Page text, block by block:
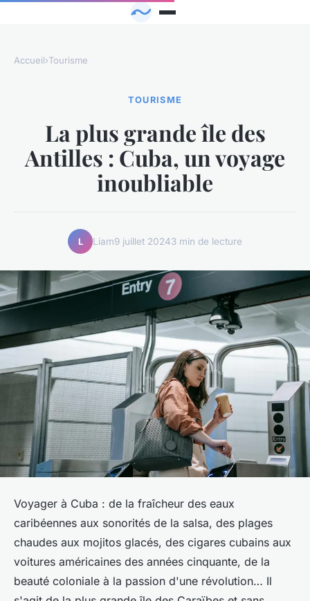
Accueil›Tourisme
TOURISME
La plus grande île des
Antilles : Cuba, un voyage
inoubliable
L Liam9 juillet 20243 min de lecture
Voyager à Cuba : de la fraîcheur des eaux
caribéennes aux sonorités de la salsa, des plages
chaudes aux mojitos glacés, des cigares cubains aux
voitures américaines des années cinquante, de la
beauté coloniale à la passion d'une révolution… Il